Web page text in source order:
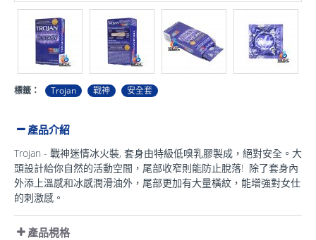
標籤： Trojan 戰神 安全套
產品介紹
Trojan - 戰神迷情冰火裝, 套身由特級低嗅乳膠製成，絕對安全。大
頭設計給你自然的活動空間，尾部收窄則能防止脫落! 除了套身內
外添上溫感和冰感潤滑油外，尾部更加有大量橫紋，能增強對女仕
的刺激感。
產品梘格